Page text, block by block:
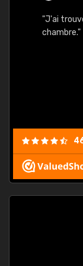
"J'ai
chambre."